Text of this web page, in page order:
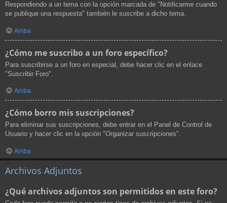
Respondiendo a un tema con la opción marcada de "Notificarme cuando
se publique una respuesta" también le suscribe a dicho tema.
Arriba
¿Cómo me suscribo a un foro específico?
Para suscribirse a un foro en especial, debe hacer clic en el enlace
"Suscribir Foro".
Arriba
¿Cómo borro mis suscripciones?
Para eliminar sus suscripciones, debe entrar en el Panel de Control de
Usuario y hacer clic en la opción "Organizar suscripciones".
Arriba
Archivos Adjuntos
¿Qué archivos adjuntos son permitidos en este foro?